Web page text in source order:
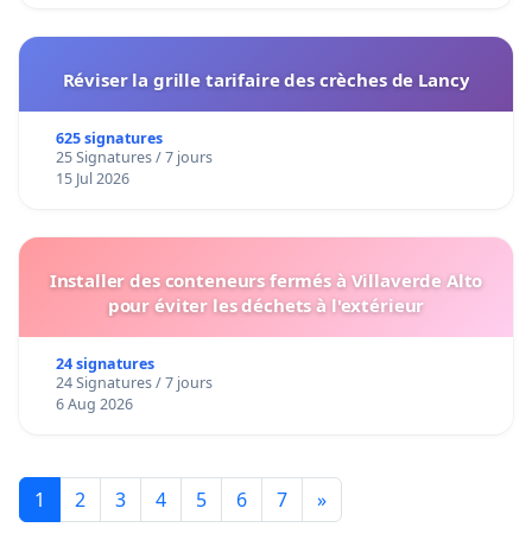
Réviser la grille tarifaire des crèches de Lancy
625 signatures
25 Signatures / 7 jours
15 Jul 2026
Installer des conteneurs fermés à Villaverde Alto
pour éviter les déchets à l'extérieur
24 signatures
24 Signatures / 7 jours
6 Aug 2026
1 2 3 4 5 6 7 »